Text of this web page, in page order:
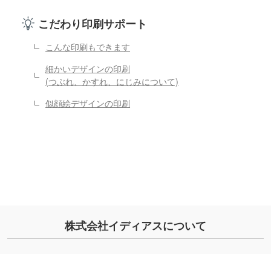
こだわり印刷サポート
こんな印刷もできます
細かいデザインの印刷
(つぶれ、かすれ、にじみについて)
似顔絵デザインの印刷
株式会社イディアスについて